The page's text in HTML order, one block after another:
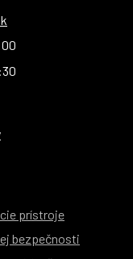
prístroje
bezpečnosti